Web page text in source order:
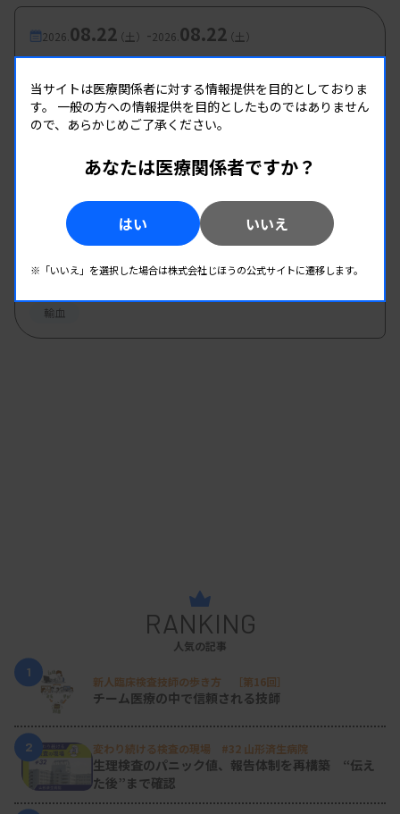
2026. 08.22（土） -2026. 08.22（土）
主催 :長野県臨床検査技師会
開催場所 : 長野県
08.23 - 08.23
輸血WEB研修会
主催 : 佐賀県臨床検査技師会
輸血
RANKING
人気の記事
1
新人臨床検査技師の歩き方 ［第16回］
チーム医療の中で信頼される技師
2 変わり続ける検査の現場 #32 山形済生病院
生理検査のパニック値、報告体制を再構築 “伝え
た後”まで確認
当サイトは医療関係者に対する情報提供を目的としておりま
す。 一般の方への情報提供を目的としたものではありません
ので、あらかじめご了承ください。
あなたは医療関係者ですか？
はい いいえ
※「いいえ」を選択した場合は株式会社じほうの公式サイトに遷移します。